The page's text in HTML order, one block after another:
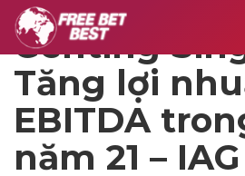
Genting
Tăng lợi
EBITDA
năm 21 – IAG